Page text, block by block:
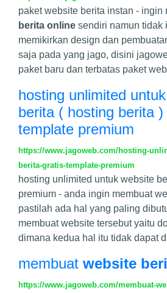
paket website berita instan - ingin
berita online sendiri namun tidak
memikirkan design dan
saja pada yang jago, disini
paket baru dan terbatas paket
hosting unlimited
berita ( hosting berita
template premium
https://www.jagoweb.com/hosting-
berita-gratis-template-premium
hosting unlimited untuk website
premium - anda ingin membuat
pastilah ada hal yang paling
membuat website tersebut yaitu
dimana kedua hal itu tidak dapat
membuat website
https://www.jagoweb.com/membuat-